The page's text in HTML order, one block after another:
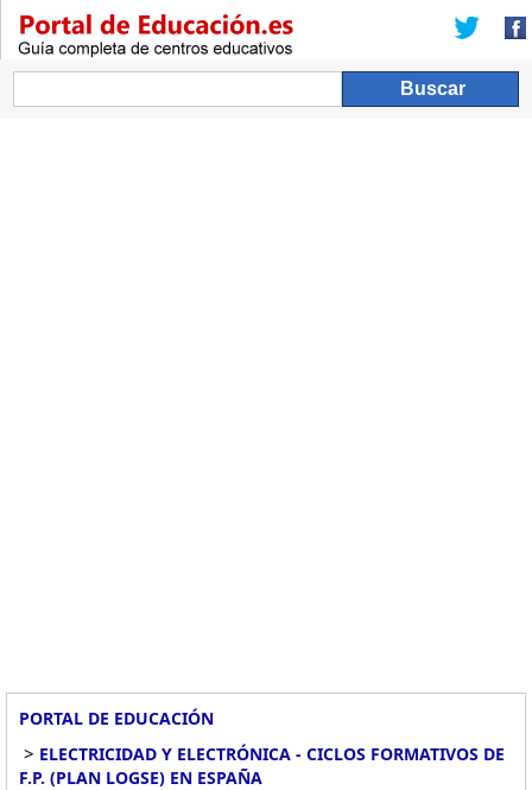
PORTAL DE EDUCACIÓN
> ELECTRICIDAD Y ELECTRÓNICA - CICLOS FORMATIVOS DE
F.P. (PLAN LOGSE) EN ESPAÑA